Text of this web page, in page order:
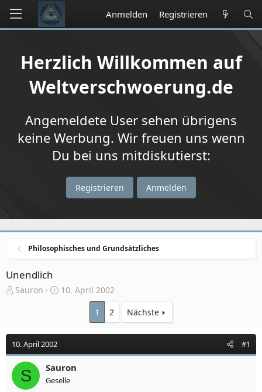
Anmelden Registrieren
Herzlich Willkommen auf
Weltverschwoerung.de
Angemeldete User sehen übrigens
keine Werbung. Wir freuen uns wenn
Du bei uns mitdiskutierst:
Registrieren Anmelden
Philosophisches und Grundsätzliches
Unendlich
E
e
l
l
e
Sauron
E
e
l
t
a
10. April 2002
1
2 Nächste
10. April 2002 #1
S Sauron
Geselle